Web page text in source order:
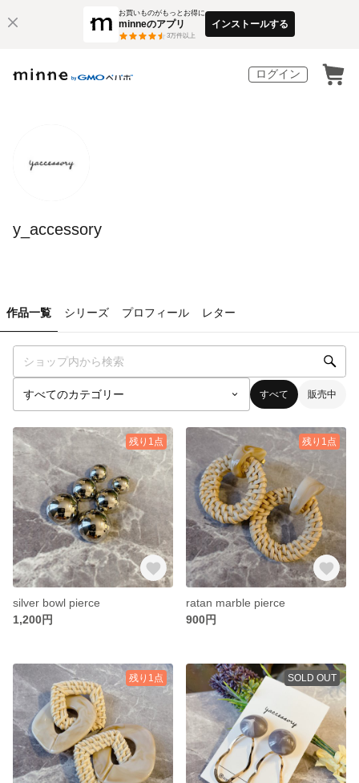
お買いものがもっとお得に
minneのアプリ
3万件以上
インストールする
ログイン
y_accessory
作品一覧 シリーズ プロフィール レター
すべて 販売中
残り1点
silver bowl pierce
1,200円
残り1点
ratan marble pierce
900円
残り1点 SOLD OUT